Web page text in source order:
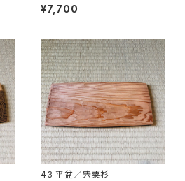
¥7,700
43 平盆／宍粟杉